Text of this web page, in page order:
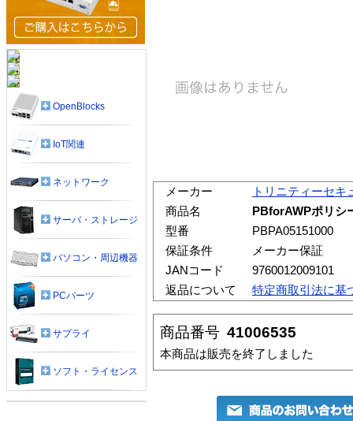
メーカー
トリニティーセキ
商品名
PBforAWPポリシ
型番
PBPA05151000
保証条件
メーカー保証
JANコード
9760012009101
返品について
特定商取引法に基
商品番号 41006535
本商品は販売を終了しました
OpenBlocks
IoT関連
ネットワーク
サーバ・ストレージ
パソコン・周辺機器
PCパーツ
サプライ
ソフト・ライセンス